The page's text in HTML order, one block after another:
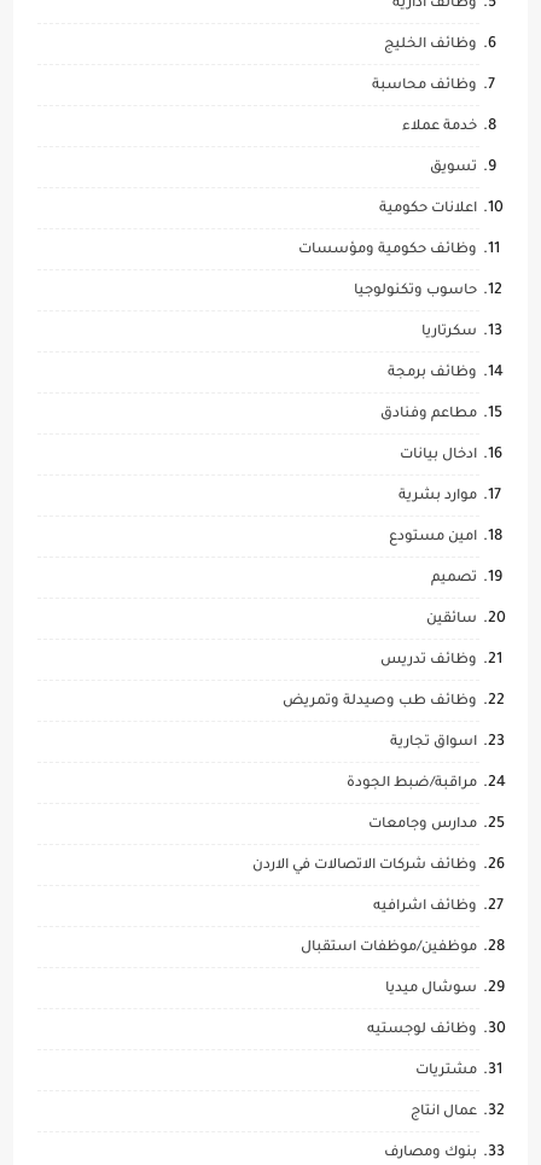
وظائف ادارية
وظائف الخليج
وظائف محاسبة
خدمة عملاء
تسويق
اعلانات حكومية
وظائف حكومية ومؤسسات
حاسوب وتكنولوجيا
سكرتاريا
وظائف برمجة
مطاعم وفنادق
ادخال بيانات
موارد بشرية
امين مستودع
تصميم
سائقين
وظائف تدريس
وظائف طب وصيدلة وتمريض
اسواق تجارية
مراقبة/ضبط الجودة
مدارس وجامعات
وظائف شركات الاتصالات في الاردن
وظائف اشرافيه
موظفين/موظفات استقبال
سوشال ميديا
وظائف لوجستيه
مشتريات
عمال انتاج
بنوك ومصارف